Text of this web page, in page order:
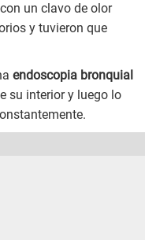
un clavo de olor
y tuvieron que
endoscopia bronquial
su interior y luego lo